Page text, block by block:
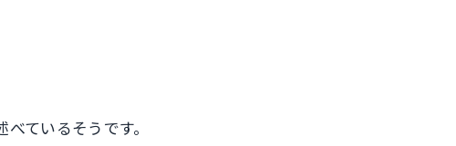
ているそうです。